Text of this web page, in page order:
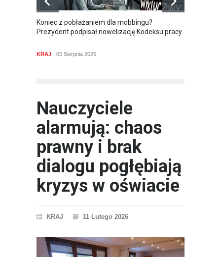
Koniec z pobłażaniem dla mobbingu?
Prezydent podpisał nowelizację Kodeksu pracy
KRAJ 05 Sierpnia 2026
Nauczyciele
alarmują: chaos
prawny i brak
dialogu pogłębiają
kryzys w oświacie
KRAJ 11 Lutego 2026